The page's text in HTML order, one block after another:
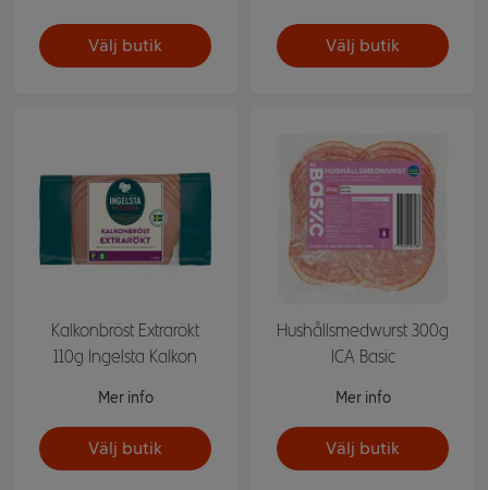
Välj butik Välj butik
Kalkonbröst Extrarökt
110g Ingelsta Kalkon
Mer info
Välj butik
Hushållsmedwurst 300g
ICA Basic
Mer info
Välj butik